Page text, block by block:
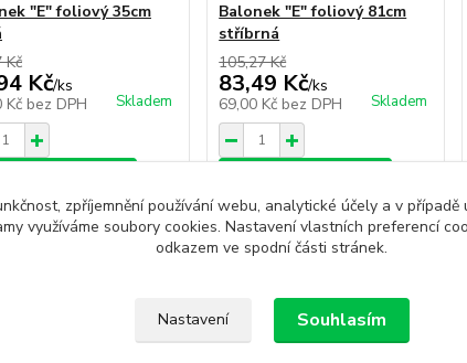
"E" foliový 35cm
Kč
Kč/ks
Kč bez DPH Skladem
Balonek "E" foliový 81cm
stříbrná
105,27 Kč
83,49 Kč/ks
69,00 Kč bez DPH Skladem
zpříjemnění používání webu, analytické účely a v
využíváme soubory cookies. Nastavení vlastních preferencí
odkazem ve spodní části stránek.
Nastavení Souhlasím